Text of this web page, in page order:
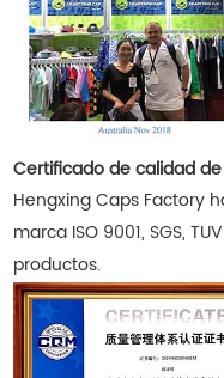
Certificado de calidad
Hengxing Caps Factory
marca ISO 9001, SGS,
productos.